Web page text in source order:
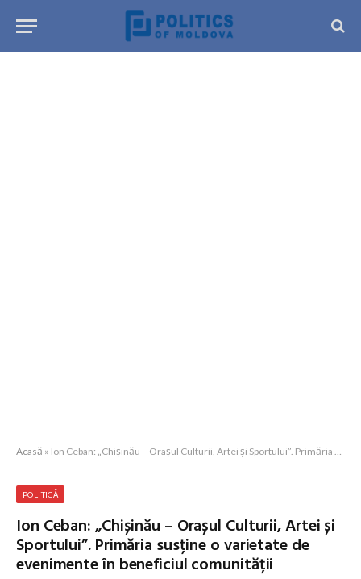
Acasă » Ion Ceban: „Chișinău – Orașul Culturii, Artei și Sportului”. Primăria susține o varietate de evenimente în beneficiul comunității
POLITICĂ
Ion Ceban: „Chișinău – Orașul Culturii, Artei și
Sportului”. Primăria susține o varietate de
evenimente în beneficiul comunității